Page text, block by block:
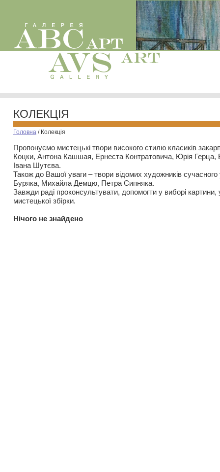
КОЛЕКЦІЯ
Головна / Колекція
Пропонуємо мистецькі твори високого стилю класиків
Коцки, Антона Кашшая, Ернеста Контратовича, Юрія
Івана Шутєва.
Також до Вашої уваги – твори відомих художників
Буряка, Михайла Демцю, Петра Сипняка.
Завжди раді проконсультувати, допомогти у виборі картини,
мистецької збірки.
Нiчого не знайдено